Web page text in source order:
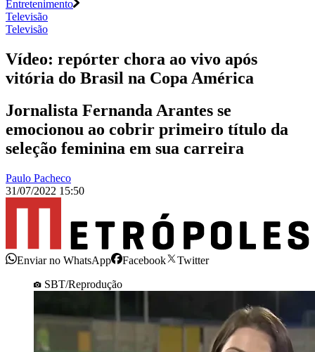
Entretenimento
Televisão
Televisão
Vídeo: repórter chora ao vivo após
vitória do Brasil na Copa América
Jornalista Fernanda Arantes se
emocionou ao cobrir primeiro título da
seleção feminina em sua carreira
Paulo Pacheco
31/07/2022 15:50
Enviar no WhatsApp Facebook
Twitter
SBT/Reprodução